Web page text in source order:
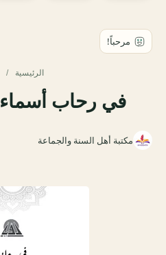
الرئيسية
في رحاب أسماء